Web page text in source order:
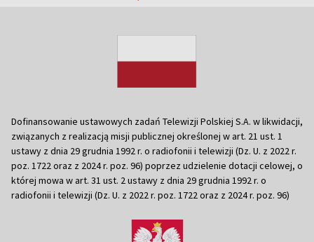
Dofinansowanie ustawowych zadań Telewizji Polskiej S.A. w likwidacji,
związanych z realizacją misji publicznej określonej w art. 21 ust. 1
ustawy z dnia 29 grudnia 1992 r. o radiofonii i telewizji (Dz. U. z 2022 r.
poz. 1722 oraz z 2024 r. poz. 96) poprzez udzielenie dotacji celowej, o
której mowa w art. 31 ust. 2 ustawy z dnia 29 grudnia 1992 r. o
radiofonii i telewizji (Dz. U. z 2022 r. poz. 1722 oraz z 2024 r. poz. 96)